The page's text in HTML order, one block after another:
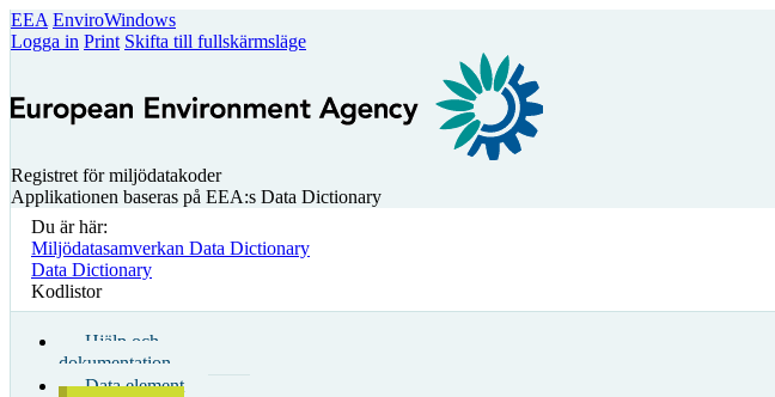
EEA EnviroWindows
Logga in Print Skifta till fullskärmsläge
Registret för miljödatakoder
Applikationen baseras på EEA:s Data Dictionary
Du är här:
Miljödatasamverkan Data Dictionary
Data Dictionary
Kodlistor
Hjälp och
dokumentation
Data element